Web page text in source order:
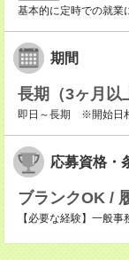
基本的に定時での就業
期間
長期（3ヶ月以
即日～長期 ※開始日
応募資格・
ブランクOK /
【必要な経験】一般